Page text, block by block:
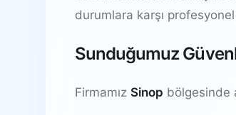
durumlara karşı
Sunduğumuz
Firmamız Sinop bölgesinde